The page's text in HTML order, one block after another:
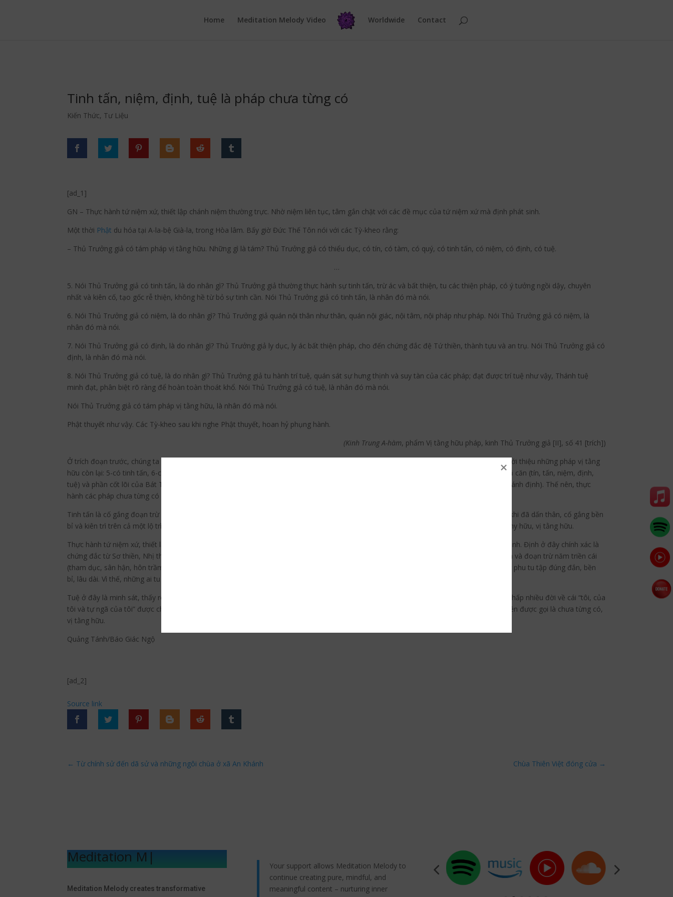
Home
Meditation Melody Video Worldwide Contact
Tinh tấn, niệm, định, tuệ là pháp chưa từng có
Kiến Thức, Tư Liệu
[ad_1]
GN – Thực hành tứ niệm xứ, thiết lập chánh niệm thường trực. Nhờ niệm liên tục, tâm gắn chặt với các đề mục của tứ niệm xứ mà định phát sinh.
Một thời Phật du hóa tại A-la-bệ Già-la, trong Hòa lâm. Bấy giờ Đức Thế Tôn nói với các Tỳ-kheo rằng:
– Thủ Trưởng giả có tám pháp vị tằng hữu. Những gì là tám? Thủ Trưởng giả có thiểu dục, có tín, có tàm, có quý, có tinh tấn, có niệm, có định, có tuệ.
…
5. Nói Thủ Trưởng giả có tinh tấn, là do nhân gì? Thủ Trưởng giả thường thực hành sự tinh tấn, trừ ác và bất thiện, tu các thiện pháp, có ý tưởng ngồi dậy, chuyên
nhất và kiên cố, tạo gốc rễ thiện, không hề từ bỏ sự tinh cần. Nói Thủ Trưởng giả có tinh tấn, là nhân đó mà nói.
6. Nói Thủ Trưởng giả có niệm, là do nhân gì? Thủ Trưởng giả quán nội thân như thân, quán nội giác, nội tâm, nội pháp như pháp. Nói Thủ Trưởng giả có niệm, là
nhân đó mà nói.
7. Nói Thủ Trưởng giả có định, là do nhân gì? Thủ Trưởng giả ly dục, ly ác bất thiện pháp, cho đến chứng đắc đệ Tứ thiền, thành tựu và an trụ. Nói Thủ Trưởng giả có
định, là nhân đó mà nói.
8. Nói Thủ Trưởng giả có tuệ, là do nhân gì? Thủ Trưởng giả tu hành trí tuệ, quán sát sự hưng thịnh và suy tàn của các pháp; đạt được trí tuệ như vậy, Thánh tuệ
minh đạt, phân biệt rõ ràng để hoàn toàn thoát khổ. Nói Thủ Trưởng giả có tuệ, là nhân đó mà nói.
Nói Thủ Trưởng giả có tám pháp vị tằng hữu, là nhân đó mà nói.
Phật thuyết như vậy. Các Tỳ-kheo sau khi nghe Phật thuyết, hoan hỷ phụng hành.
(Kinh Trung A-hàm, phẩm Vị tằng hữu pháp, kinh Thủ Trưởng giả [II], số 41 [trích])
Ở trích đoạn trước, chúng ta đã đề cập đến các pháp vị tằng hữu, gồm: 1-có thiểu dục, 2-có tín, 3-có tàm, 4-có quý. Đoạn này, tiếp tục giới thiệu những pháp vị tằng
hữu còn lại: 5-có tinh tấn, 6-có niệm, 7-có định, 8-có tuệ. Trong tám chi phần của pháp vị tằng hữu này, có mặt trọn vẹn của trợ đạo Ngũ căn (tín, tấn, niệm, định,
tuệ) và phần cốt lõi của Bát Thánh đạo (chánh kiến, chánh tư duy, chánh ngữ, chánh nghiệp, chánh mạng, chánh tinh tấn, chánh niệm, chánh định). Thế nên, thực
hành các pháp chưa từng có này là nền tảng để hướng đến thành tựu giác ngộ, giải thoát.
Tinh tấn là cố gắng đoạn trừ ác pháp, trau dồi thiện pháp; là nỗ lực dụng công tu hành. Thoạt nhìn, pháp này cũng không khó lắm nhưng khi đã dấn thân, cố gắng bền
bỉ và kiên trì trên cả một lộ trình dài thì thật chẳng dễ dàng. Những ai duy trì được sự tinh tấn không ngừng nghỉ của sơ phát tâm thì thật hy hữu, vị tằng hữu.
Thực hành tứ niệm xứ, thiết lập chánh niệm thường trực. Nhờ niệm liên tục, tâm gắn chặt với các đề mục của tứ niệm xứ mà định phát sinh. Định ở đây chính xác là
chứng đắc từ Sơ thiền, Nhị thiền, Tam thiền và Tứ thiền. Bằng cách phát triển năm thiền chi (tầm, tứ, hỷ, lạc, nhất tâm) nhằm chuyển hóa và đoạn trừ năm triền cái
(tham dục, sân hận, hôn trầm, trạo hối, nghi ngờ) để đạt đến nhất tâm thành tựu chánh định. Niệm và định là kết quả của quá trình công phu tu tập đúng đắn, bền
bỉ, lâu dài. Vì thế, những ai tu tập và thành tựu niệm, định là hy hữu, vị tằng hữu.
Tuệ ở đây là minh sát, thấy rõ sự sinh diệt của các pháp. Thấy ra bản chất sinh diệt tương tục của các pháp để phá tan vô minh, sự lầm chấp nhiều đời về cái “tôi, của
tôi và tự ngã của tôi” được chiếu soi và sáng tỏ. Ngay đây, hành giả đạt được sự giác ngộ, vượt thoát khổ đau sinh tử, là bậc giải thoát nên được gọi là chưa từng có,
vị tằng hữu.
Quảng Tánh/Báo Giác Ngộ
[ad_2]
Source link
← Từ chính sử đến dã sử và những ngôi chùa ở xã An Khánh Chùa Thiên Việt đóng cửa →
Meditation Melo
Meditation Melody creates transformative
Your support allows Meditation Melody to
continue creating pure, mindful, and
meaningful content – nurturing inner